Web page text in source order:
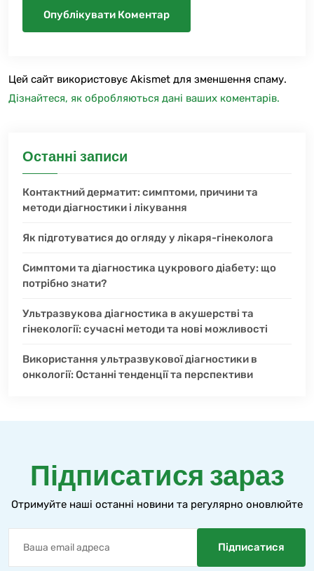
Цей сайт використовує Akismet для зменшення спаму.
Дізнайтеся, як обробляються дані ваших коментарів.
Останні записи
Контактний дерматит: симптоми, причини та
методи діагностики і лікування
Як підготуватися до огляду у лікаря-гінеколога
Симптоми та діагностика цукрового діабету: що
потрібно знати?
Ультразвукова діагностика в акушерстві та
гінекології: сучасні методи та нові можливості
Використання ультразвукової діагностики в
онкології: Останні тенденції та перспективи
Підписатися зараз
Отримуйте наші останні новини та регулярно оновлюйте